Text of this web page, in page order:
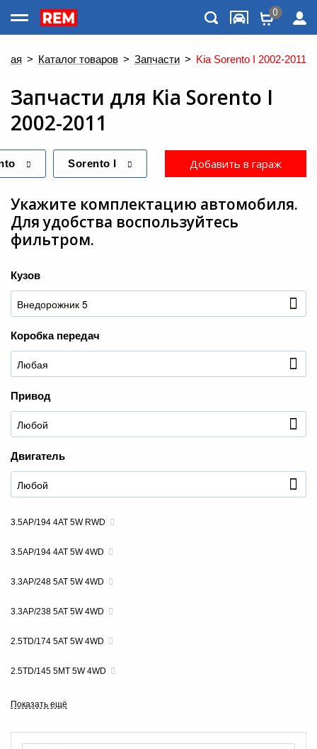
Каталог товаров
Меню
0
> Каталог товаров > Запчасти > Kia Sorento I 2002-2011
Запчасти для Kia Sorento I
2002-2011
Sorento I Добавить в гараж
Укажите комплектацию автомобиля.
Для удобства воспользуйтесь
фильтром.
Кузов
Коробка передач
Привод
Двигатель
3.5AP/194 4AT 5W RWD
3.5AP/194 4AT 5W 4WD
3.3AP/248 5AT 5W 4WD
3.3AP/238 5AT 5W 4WD
2.5TD/174 5AT 5W 4WD
2.5TD/145 5MT 5W 4WD